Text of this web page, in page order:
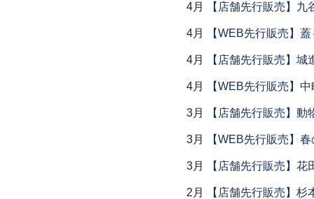
4月 【店舗先行販売】九
4月 【WEB先行販売】
4月 【店舗先行販売】城
4月 【WEB先行販売】
3月 【店舗先行販売】動
3月 【WEB先行販売】
3月 【店舗先行販売】
2月 【店舗先行販売】